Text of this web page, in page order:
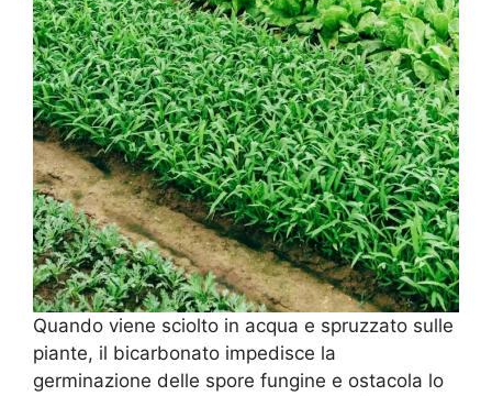
Quando viene sciolto in acqua e spruzzato sulle
piante, il bicarbonato impedisce la
germinazione delle spore fungine e ostacola lo